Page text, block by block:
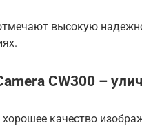
высокую
CW300 –
качество